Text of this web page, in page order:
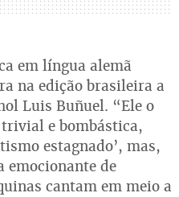
em língua alemã
na edição brasileira a
Luis Buñuel. “Ele o
e bombástica,
estagnado’, mas,
emocionante de
cantam em meio a